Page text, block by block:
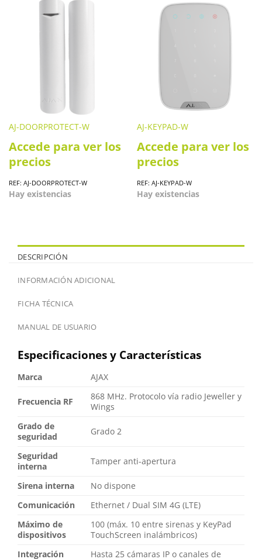
AJ-DOORPROTECT-W
Accede para ver los
precios
REF: AJ-DOORPROTECT-W
Hay existencias
AJ-KEYPAD-W
Accede para ver los
precios
REF: AJ-KEYPAD-W
Hay existencias
DESCRIPCIÓN
INFORMACIÓN ADICIONAL
FICHA TÉCNICA
MANUAL DE USUARIO
Especificaciones y Características
Marca AJAX
Frecuencia RF
868 MHz. Protocolo vía radio Jeweller y
Wings
Grado de
seguridad
Grado 2
Seguridad
interna
Tamper anti-apertura
Sirena interna
No dispone
Comunicación
Ethernet / Dual SIM 4G (LTE)
Máximo de
dispositivos
100 (máx. 10 entre sirenas y KeyPad
TouchScreen inalámbricos)
Integración
Hasta 25 cámaras IP o canales de